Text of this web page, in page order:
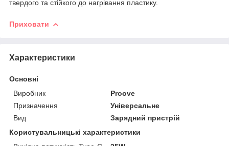
твердого та стійкого до нагрівання пластику.
Приховати
Характеристики
Основні
Виробник
Proove
Призначення
Універсальне
Вид
Зарядний пристрій
Користувальницькі характеристики